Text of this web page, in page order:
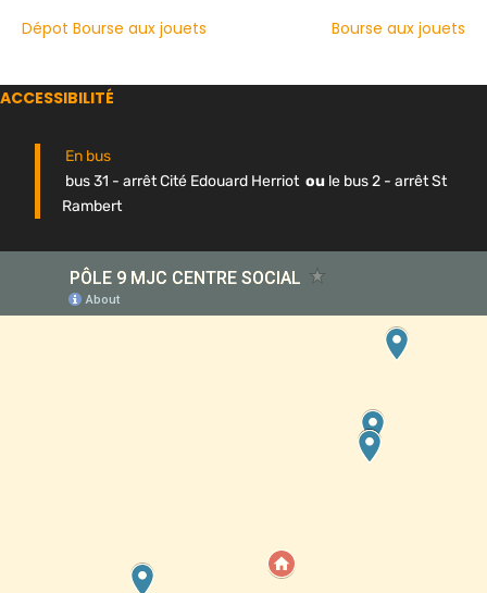
Dépot Bourse aux jouets Bourse aux jouets
ACCESSIBILITÉ
En bus
bus 31 - arrêt Cité Edouard Herriot ou le bus 2 - arrêt St
Rambert